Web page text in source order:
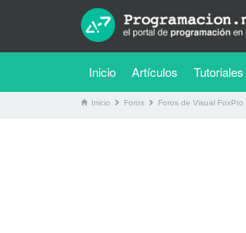
Inicio Artículos Tutoriales
Inicio Foros Foros de Visual FoxPro